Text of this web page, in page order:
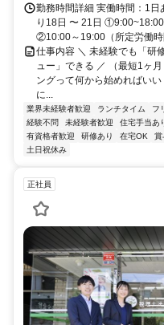
勤務時間詳細 実働時間：1
り18日 〜 21日 ①9:00~18:00
②10:00～19:00（所定労働時
仕事内容 ＼ 未経験でも「研
ュー」できる ／ （最短1ヶ
ングって何から始めればい
に...
業界未経験者歓迎 ランチタイム フ
経験不問
未経験者歓迎 住宅手当あ
有資格者歓迎
研修あり 在宅OK 賞
土日祝休み
正社員